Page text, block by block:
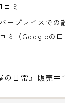
ミ
ープレイスでの
ミ（Googleの口
の日常』販売中